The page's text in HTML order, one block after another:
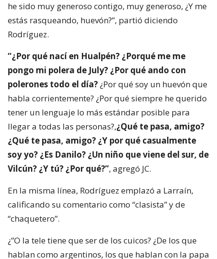
he sido muy generoso contigo, muy generoso, ¿Y me
estás rasqueando, huevón?”, partió diciendo
Rodríguez.
“¿Por qué nací en Hualpén? ¿Porqué me me
pongo mi polera de July? ¿Por qué ando con
polerones todo el día?¿Por qué soy un huevón que
habla corrientemente? ¿Por qué siempre he querido
tener un lenguaje lo más estándar posible para
llegar a todas las personas?,¿Qué te pasa, amigo?
¿Qué te pasa, amigo? ¿Y por qué casualmente
soy yo? ¿Es Danilo? ¿Un niño que viene del sur, de
Vilcún? ¿Y tú? ¿Por qué?”, agregó JC.
En la misma línea, Rodríguez emplazó a Larraín,
calificando su comentario como “clasista” y de
“chaquetero”.
¿”O la tele tiene que ser de los cuicos? ¿De los que
hablan como argentinos, los que hablan con la papa